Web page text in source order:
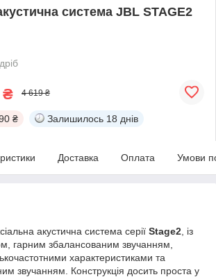
система JBL STAGE2
₴ 4 619 ₴
₴ Залишилось 18 днів
Доставка Оплата Умови
акустична система серії Stage2 , із
гарним збалансованим звучанням,
характеристиками та
звучанням. Конструкція досить проста у